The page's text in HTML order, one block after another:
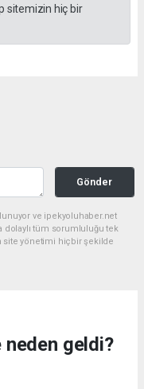
sitemizin hiç bir
Gönder
ve ipekyoluhaber.net
dolaylı tüm sorumluluğu tek
site yönetimi hiçbir şekilde
neden geldi?